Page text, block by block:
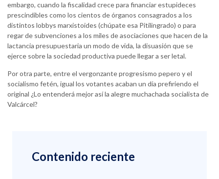
embargo, cuando la fiscalidad crece para financiar estupideces
prescindibles como los cientos de órganos consagrados a los
distintos lobbys marxistoides (chúpate esa Pitilingrado) o para
regar de subvenciones a los miles de asociaciones que hacen de la
lactancia presupuestaria un modo de vida, la disuasión que se
ejerce sobre la sociedad productiva puede llegar a ser letal.
Por otra parte, entre el vergonzante progresismo pepero y el
socialismo fetén, igual los votantes acaban un día prefiriendo el
original ¿Lo entenderá mejor así la alegre muchachada socialista de
Valcárcel?
Contenido reciente